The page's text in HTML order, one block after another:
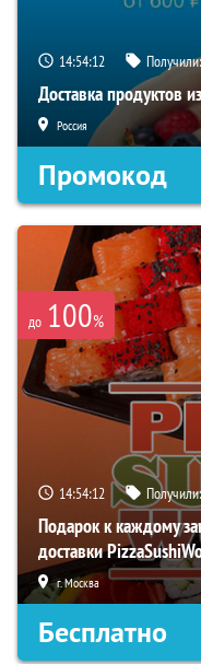
14:54:11
Доставка продуктов
Россия
Промокод
до 100%
14:54:11
Подарок к каждому
доставки
г. Москва
Бесплатно